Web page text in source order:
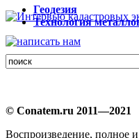
Геодезия
Технология
© Conatem.ru 2011—2021
Воспроизведение, полное